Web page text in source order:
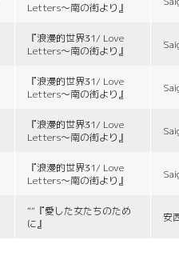
Letters〜南の街より』
『浪漫的世界31/ Love
Letters〜南の街より』
『浪漫的世界31/ Love
Letters〜南の街より』
『浪漫的世界31/ Love
Letters〜南の街より』
『浪漫的世界31/ Love
Letters〜南の街より』
““『愛した女たちのため
に』
安